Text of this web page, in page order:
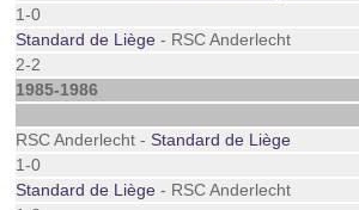
1-0
Standard de Liège - RSC Anderlecht
2-2
1985-1986
RSC Anderlecht -Standard de Liège
1-0
Standard de Liège - RSC Anderlecht